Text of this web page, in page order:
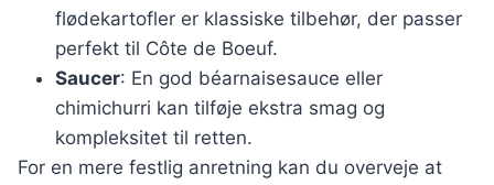
flødekartofler er klassiske tilbehør, der passer
perfekt til Côte de Boeuf.
Saucer: En god béarnaisesauce eller
chimichurri kan tilføje ekstra smag og
kompleksitet til retten.
For en mere festlig anretning kan du overveje at